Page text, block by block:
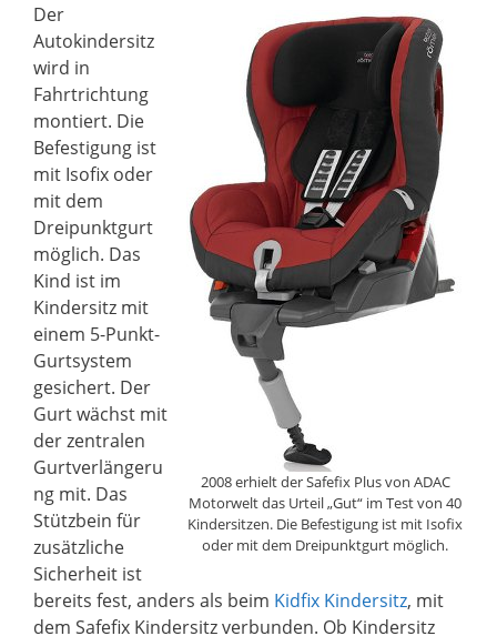
2008 erhielt der Safefix Plus von ADAC
Motorwelt das Urteil „Gut“ im Test von 40
Kindersitzen. Die Befestigung ist mit Isofix
oder mit dem Dreipunktgurt möglich.
Der
Autokindersitz
wird in
Fahrtrichtung
montiert. Die
Befestigung ist
mit Isofix oder
mit dem
Dreipunktgurt
möglich. Das
Kind ist im
Kindersitz mit
einem 5-Punkt-
Gurtsystem
gesichert. Der
Gurt wächst mit
der zentralen
Gurtverlängeru
ng mit. Das
Stützbein für
zusätzliche
Sicherheit ist
bereits fest, anders als beim Kidfix Kindersitz, mit
dem Safefix Kindersitz verbunden. Ob Kindersitz